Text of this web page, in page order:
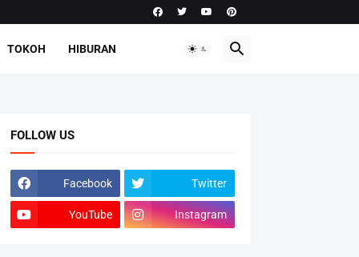
TOKOH HIBURAN
FOLLOW US
Facebook Twitter
YouTube Instagram